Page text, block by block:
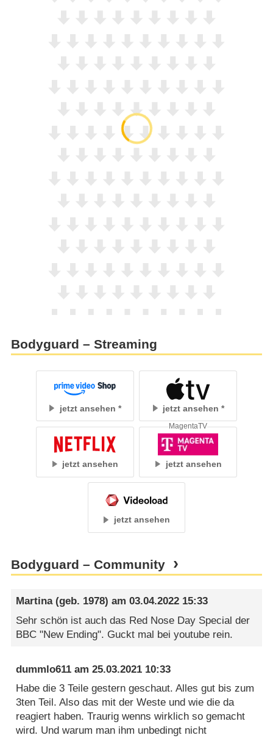
Bodyguard – Streaming
jetzt ansehen jetzt ansehen
jetzt ansehen jetzt ansehen
MagentaTV
jetzt ansehen
Bodyguard – Community
Martina(geb. 1978) am03.04.2022 15:33
Sehr schön ist auch das Red Nose Day Special der
BBC "New Ending". Guckt mal bei youtube rein.
dummlo611 am25.03.2021 10:33
Habe die 3 Teile gestern geschaut. Alles gut bis zum
3ten Teil. Also das mit der Weste und wie die da
reagiert haben. Traurig wenns wirklich so gemacht
wird. Und warum man ihm unbedingt nicht